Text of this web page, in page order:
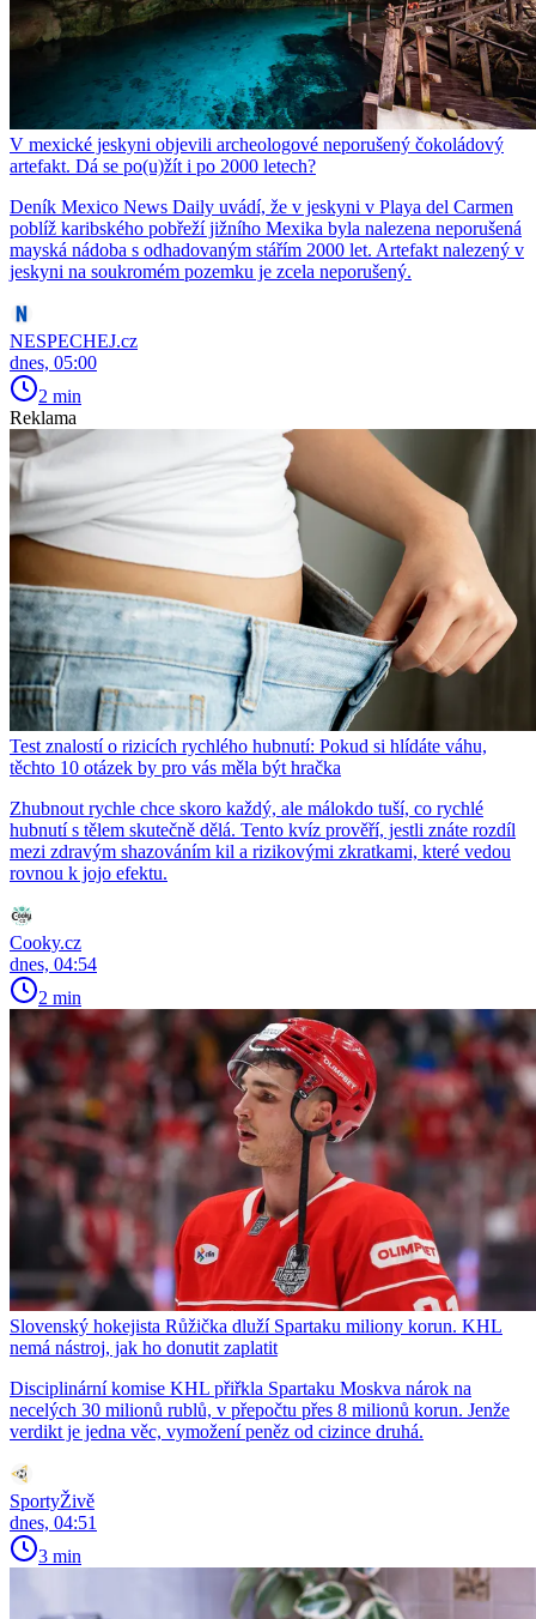
V mexické jeskyni objevili archeologové neporušený čokoládový
artefakt. Dá se po(u)žít i po 2000 letech?
Deník Mexico News Daily uvádí, že v jeskyni v Playa del Carmen
poblíž karibského pobřeží jižního Mexika byla nalezena neporušená
mayská nádoba s odhadovaným stářím 2000 let. Artefakt nalezený v
jeskyni na soukromém pozemku je zcela neporušený.
NESPECHEJ.cz
dnes, 05:00
2 min
Reklama
Test znalostí o rizicích rychlého hubnutí: Pokud si hlídáte váhu,
těchto 10 otázek by pro vás měla být hračka
Zhubnout rychle chce skoro každý, ale málokdo tuší, co rychlé
hubnutí s tělem skutečně dělá. Tento kvíz prověří, jestli znáte rozdíl
mezi zdravým shazováním kil a rizikovými zkratkami, které vedou
rovnou k jojo efektu.
Cooky.cz
dnes, 04:54
2 min
Slovenský hokejista Růžička dluží Spartaku miliony korun. KHL
nemá nástroj, jak ho donutit zaplatit
Disciplinární komise KHL přiřkla Spartaku Moskva nárok na
necelých 30 milionů rublů, v přepočtu přes 8 milionů korun. Jenže
verdikt je jedna věc, vymožení peněz od cizince druhá.
SportyŽivě
dnes, 04:51
3 min